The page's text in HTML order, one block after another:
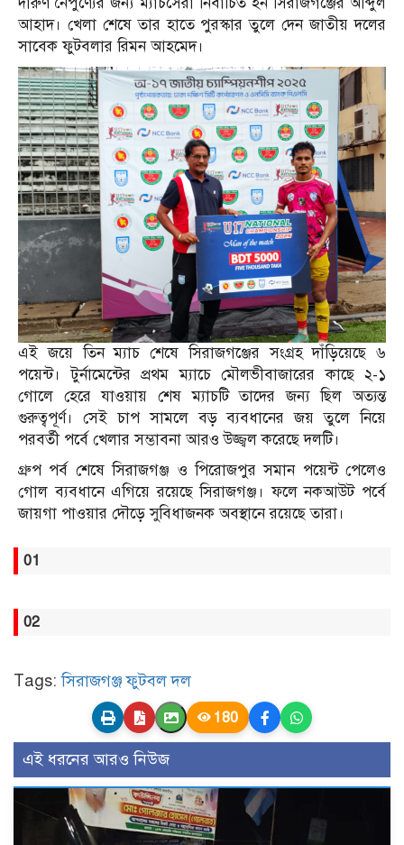
আহাদ। খেলা শেষে তার হাতে পুরস্কার তুলে দেন জাতীয় দলের
সাবেক ফুটবলার রিমন আহমেদ।
এই জয়ে তিন ম্যাচ শেষে সিরাজগঞ্জের সংগ্রহ দাঁড়িয়েছে ৬
পয়েন্ট। টুর্নামেন্টের প্রথম ম্যাচে মৌলভীবাজারের কাছে ২-১
গোলে হেরে যাওয়ায় শেষ ম্যাচটি তাদের জন্য ছিল অত্যন্ত
গুরুত্বপূর্ণ। সেই চাপ সামলে বড় ব্যবধানের জয় তুলে নিয়ে
পরবর্তী পর্বে খেলার সম্ভাবনা আরও উজ্জ্বল করেছে দলটি।
গ্রুপ পর্ব শেষে সিরাজগঞ্জ ও পিরোজপুর সমান পয়েন্ট পেলেও
গোল ব্যবধানে এগিয়ে রয়েছে সিরাজগঞ্জ। ফলে নকআউট পর্বে
জায়গা পাওয়ার দৌড়ে সুবিধাজনক অবস্থানে রয়েছে তারা।
01
02
Tags:সিরাজগঞ্জ ফুটবল দল
180
এই ধরনের আরও নিউজ